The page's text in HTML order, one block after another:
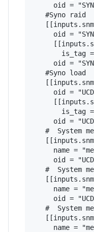
oid =
   #Syno raid
oid =
is_tag
oid =
   #Syno load
oid =
is_tag
oid =
#  System
name =
oid =
#  System
name =
oid =
#  System
name =